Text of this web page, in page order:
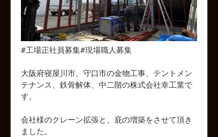
#工場正社員募集#現場職人募集
大阪府寝屋川市、守口市の金物工事、テントメン
テナンス、鉄骨解体、中二階の株式会社幸工業で
す。
会社様のクレーン拡張と、庇の増築をさせて頂き
ました。